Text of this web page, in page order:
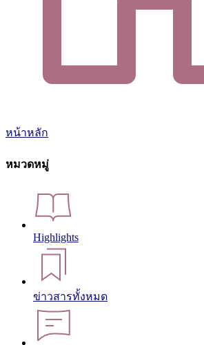
หน้าหลัก
หมวดหมู่
Highlights
ข่าวสารทั้งหมด